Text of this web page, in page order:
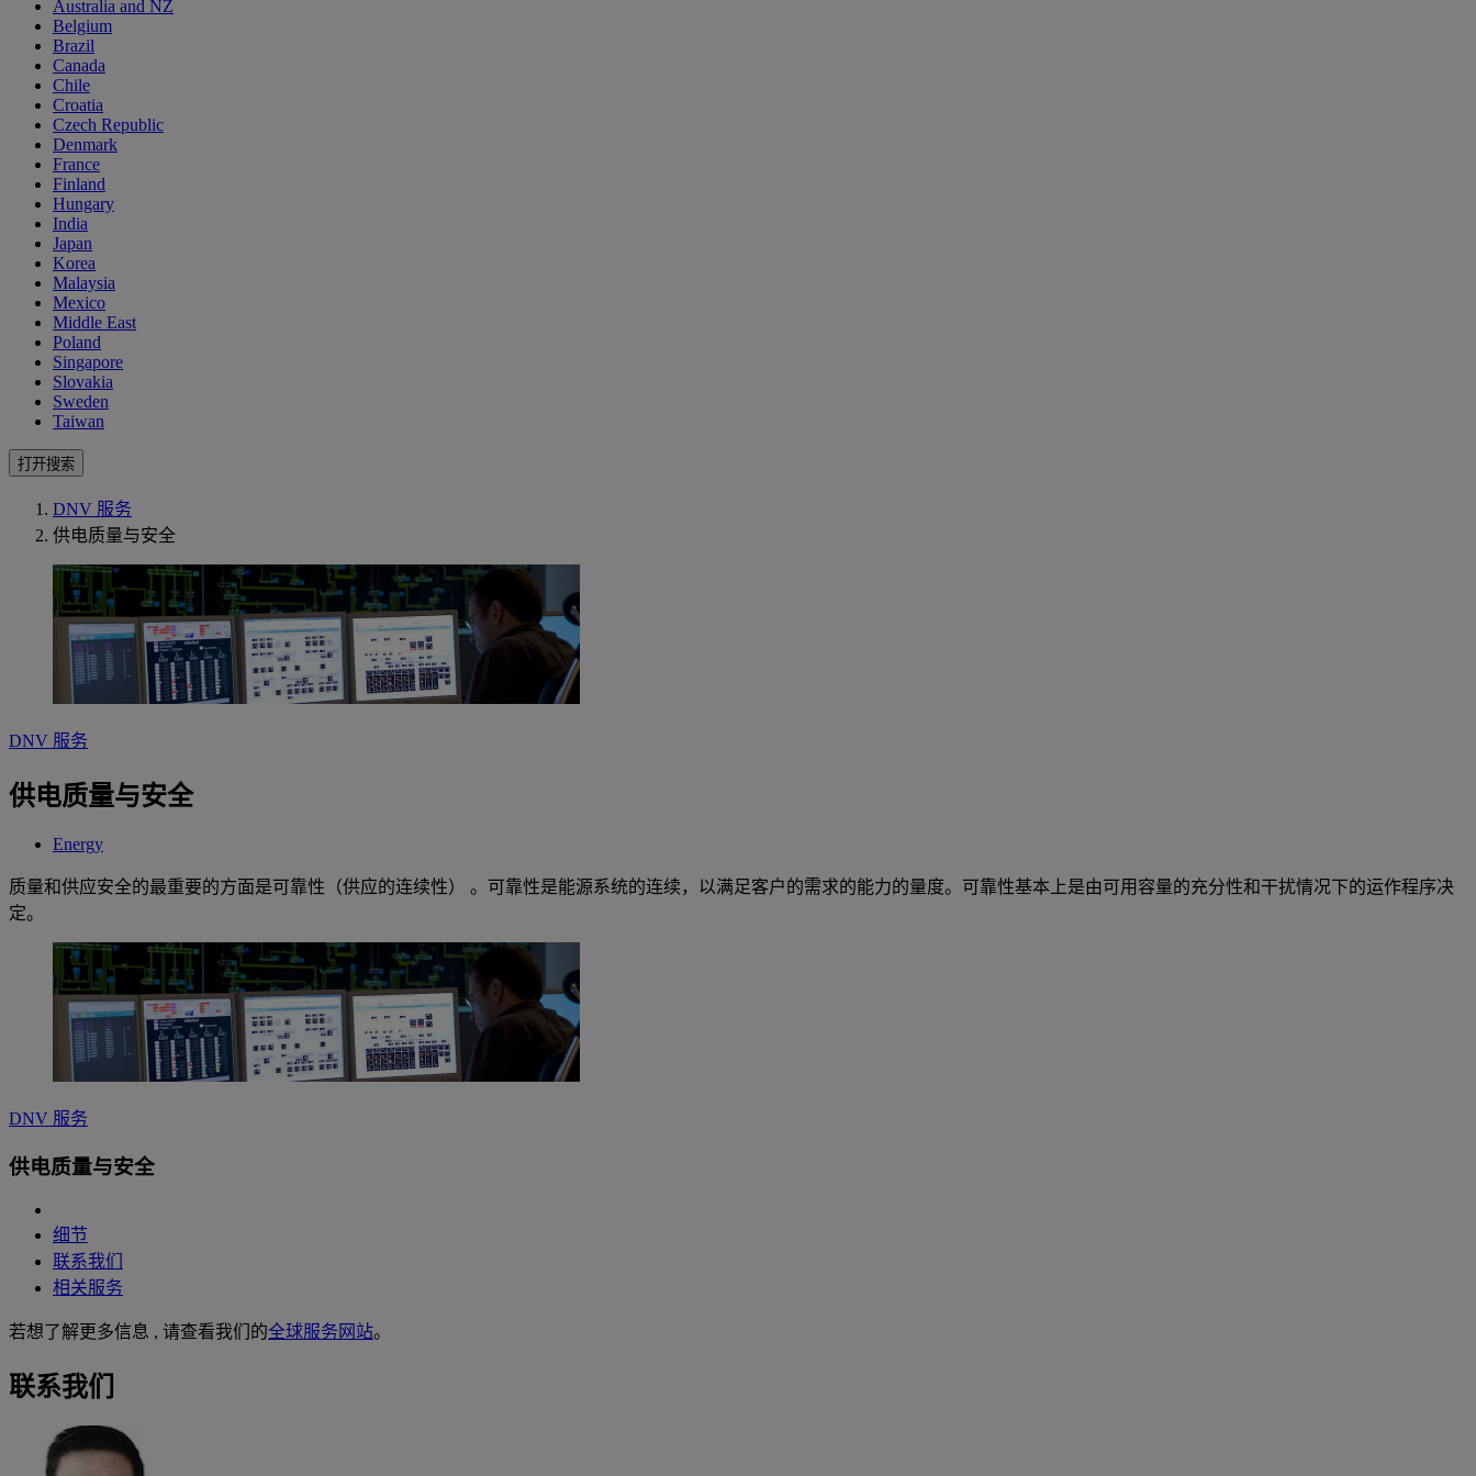
Australia and NZ
Belgium
Brazil
Canada
Chile
Croatia
Czech Republic
Denmark
France
Finland
Hungary
India
Japan
Korea
Malaysia
Mexico
Middle East
Poland
Singapore
Slovakia
Sweden
Taiwan
打开搜索
DNV 服务
供电质量与安全
DNV 服务
供电质量与安全
Energy
质量和供应安全的最重要的方面是可靠性（供应的连续性） 。可靠性是能源系统的连续，以满足客户的需求的能力的量度。可靠性基本上是由可用容量的充分性和干扰情况下的运作程序决
定。
DNV 服务
供电质量与安全
细节
联系我们
相关服务
若想了解更多信息 , 请查看我们的全球服务网站。
联系我们